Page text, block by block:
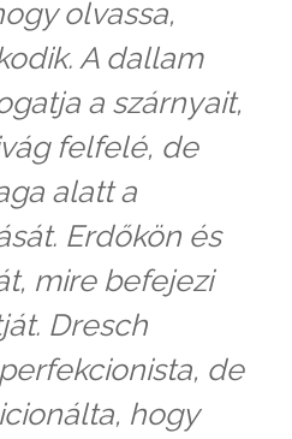
olvassa,
A dallam
a szárnyait,
felfelé, de
alatt a
Erdőkön és
mire befejezi
Dresch
de
hogy